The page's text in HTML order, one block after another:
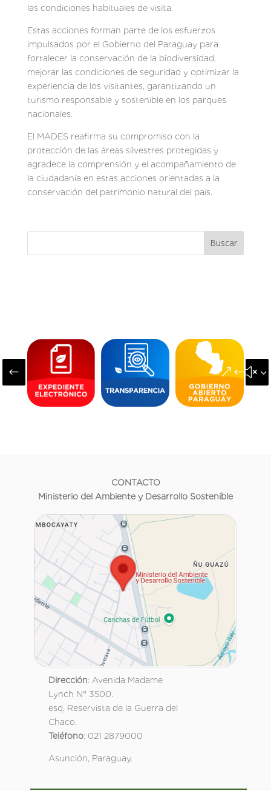
las condiciones habituales de visita.
Estas acciones forman parte de los esfuerzos
impulsados por el Gobierno del Paraguay para
fortalecer la conservación de la biodiversidad,
mejorar las condiciones de seguridad y optimizar la
experiencia de los visitantes, garantizando un
turismo responsable y sostenible en los parques
nacionales.
El MADES reafirma su compromiso con la
protección de las áreas silvestres protegidas y
agradece la comprensión y el acompañamiento de
la ciudadanía en estas acciones orientadas a la
conservación del patrimonio natural del país.
Buscar
#
CONTACTO
Ministerio del Ambiente y Desarrollo Sostenible
Dirección: Avenida Madame
Lynch N° 3500.
esq. Reservista de la Guerra del
Chaco.
Teléfono: 021 2879000
Asunción, Paraguay.